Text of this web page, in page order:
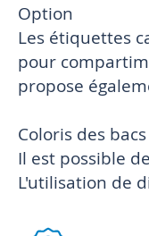
Option
Les étiquettes
pour
propose
Coloris des bacs
Il est possible
L'utilisation de